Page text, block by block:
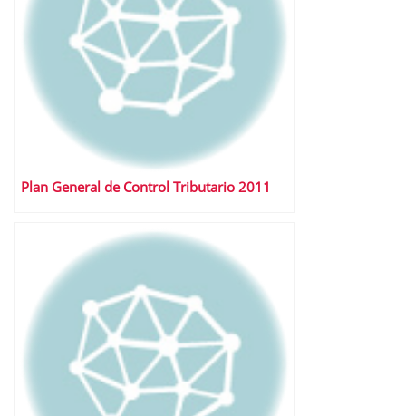
Plan General de Control Tributario 2011